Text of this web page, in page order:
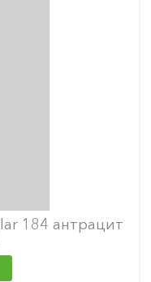
184 антрацит